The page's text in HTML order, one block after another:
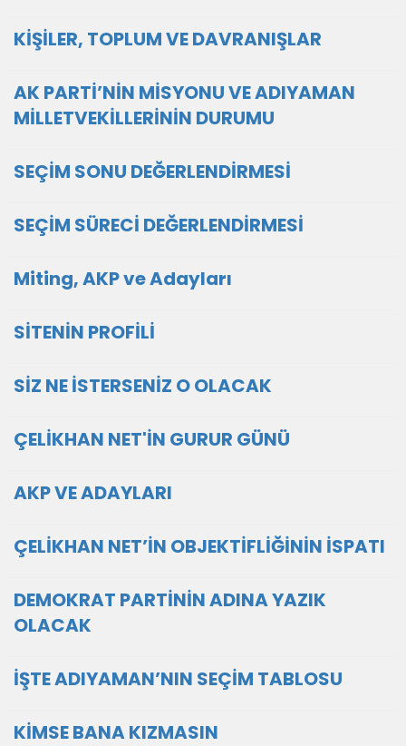
KİŞİLER, TOPLUM VE DAVRANIŞLAR
AK PARTİ’NİN MİSYONU VE ADIYAMAN
MİLLETVEKİLLERİNİN DURUMU
SEÇİM SONU DEĞERLENDİRMESİ
SEÇİM SÜRECİ DEĞERLENDİRMESİ
Miting, AKP ve Adayları
SİTENİN PROFİLİ
SİZ NE İSTERSENİZ O OLACAK
ÇELİKHAN NET'İN GURUR GÜNÜ
AKP VE ADAYLARI
ÇELİKHAN NET’İN OBJEKTİFLİĞİNİN İSPATI
DEMOKRAT PARTİNİN ADINA YAZIK
OLACAK
İŞTE ADIYAMAN’NIN SEÇİM TABLOSU
KİMSE BANA KIZMASIN